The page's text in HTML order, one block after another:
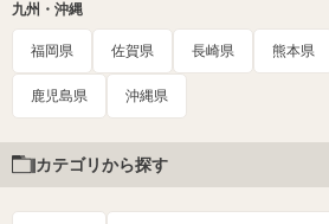
九州・沖縄
福岡県 佐賀県 長崎県 熊本県
鹿児島県 沖縄県
カテゴリから探す